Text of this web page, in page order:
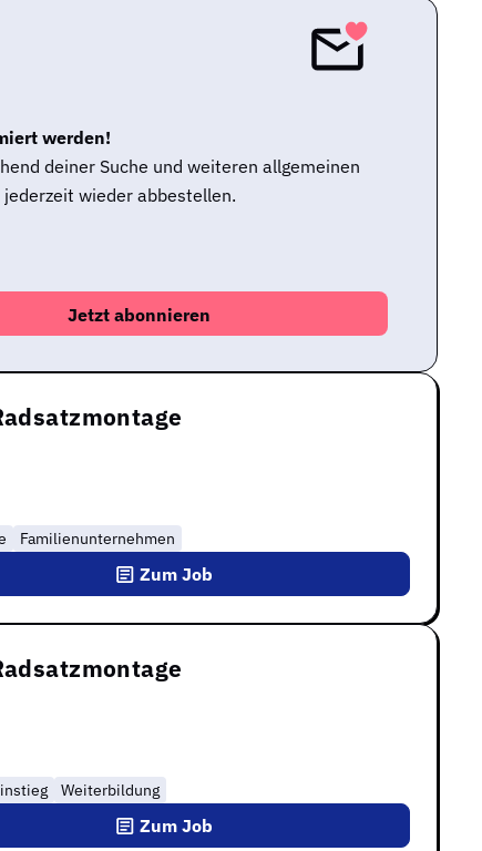
werden!
deiner Suche und weiteren allgemeinen
wieder abbestellen.
Familienunternehmen
Zum Job
Weiterbildung
Zum Job